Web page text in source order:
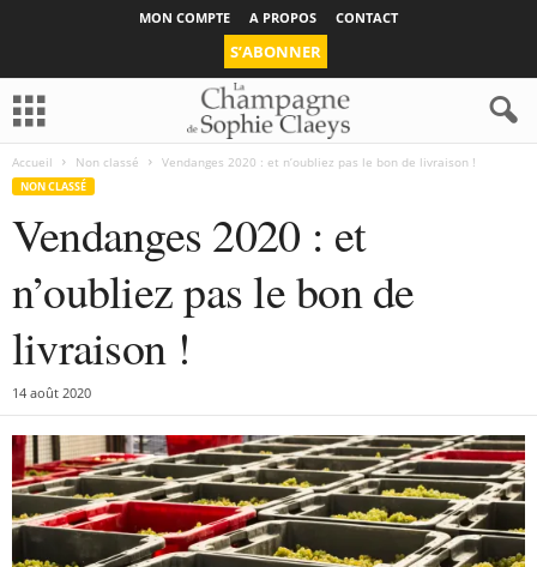
MON COMPTE A PROPOS CONTACT
S’ABONNER
Accueil Non classé Vendanges 2020 : et n’oubliez pas le bon de livraison !
NON CLASSÉ
Vendanges 2020 : et
n’oubliez pas le bon de
livraison !
14 août 2020